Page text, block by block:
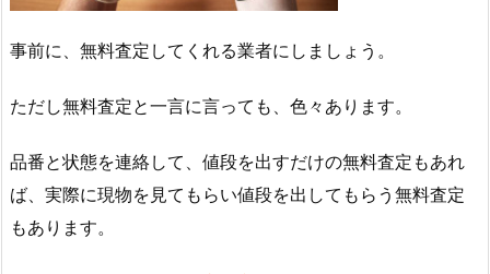
事前に、無料査定してくれる業者にしましょう。
ただし無料査定と一言に言っても、色々あります。
品番と状態を連絡して、値段を出すだけの無料査定もあれ
ば、実際に現物を見てもらい値段を出してもらう無料査定
もあります。